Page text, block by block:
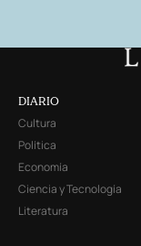
DIARIO
Cultura
Política
Economía
Ciencia y Tecnología
Literatura